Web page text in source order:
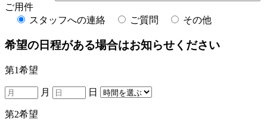
ご用件
スタッフへの連絡
ご質問 その他
希望の日程がある場合はお知らせください
第1希望
月 日
第2希望